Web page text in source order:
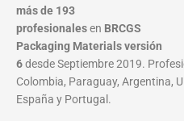
más de 193
profesionalesen BRCGS
Packaging Materialsversión
6desde Septiembre 2019.
Colombia, Paraguay, Argentina,
España y Portugal.